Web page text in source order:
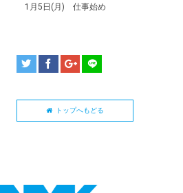
1月5日(月) 仕事始め
トップへもどる